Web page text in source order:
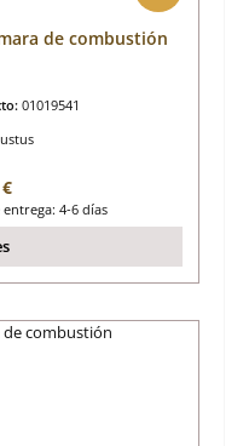
de combustión
01019541
4-6 días